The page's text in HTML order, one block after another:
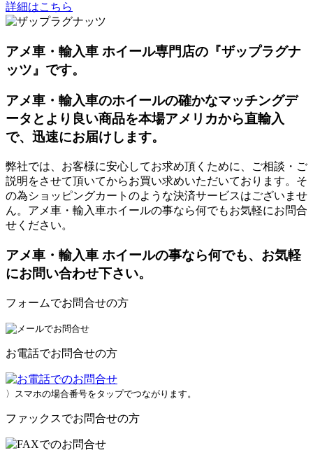
詳細はこちら
アメ車・輸入車 ホイール専門店の『ザップラグナ
ッツ』です。
アメ車・輸入車のホイールの確かなマッチングデ
ータとより良い商品を本場アメリカから直輸入
で、迅速にお届けします。
弊社では、お客様に安心してお求め頂くために、ご相談・ご
説明をさせて頂いてからお買い求めいただいております。そ
の為ショッピングカートのような決済サービスはございませ
ん。アメ車・輸入車ホイールの事なら何でもお気軽にお問合
せください。
アメ車・輸入車 ホイールの事なら何でも、お気軽
にお問い合わせ下さい。
フォームでお問合せの方
お電話でお問合せの方
〉スマホの場合番号をタップでつながります。
ファックスでお問合せの方